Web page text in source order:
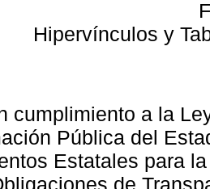
Hipervínculos y
cumplimiento a la
Pública del
Estatales para
de